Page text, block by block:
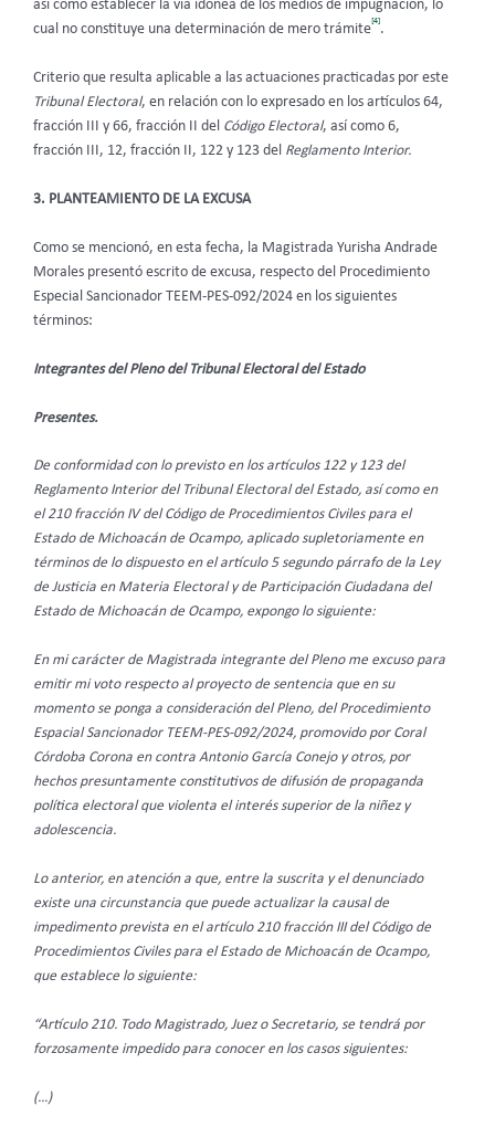
así como establecer la vía idónea de los medios de impugnación, lo
cual no constituye una determinación de mero trámite
[4]
.
Criterio que resulta aplicable a las actuaciones practicadas por este
Tribunal Electoral, en relación con lo expresado en los artículos 64,
fracción III y 66, fracción II del Código Electoral, así como 6,
fracción III, 12, fracción II, 122 y 123 del Reglamento Interior.
3. PLANTEAMIENTO DE LA EXCUSA
Como se mencionó, en esta fecha, la Magistrada Yurisha Andrade
Morales presentó escrito de excusa, respecto del Procedimiento
Especial Sancionador TEEM-PES-092/2024 en los siguientes
términos:
Integrantes del Pleno del Tribunal Electoral del Estado
Presentes.
De conformidad con lo previsto en los artículos 122 y 123 del
Reglamento Interior del Tribunal Electoral del Estado, así como en
el 210 fracción IV del Código de Procedimientos Civiles para el
Estado de Michoacán de Ocampo, aplicado supletoriamente en
términos de lo dispuesto en el artículo 5 segundo párrafo de la Ley
de Justicia en Materia Electoral y de Participación Ciudadana del
Estado de Michoacán de Ocampo, expongo lo siguiente:
En mi carácter de Magistrada integrante del Pleno me excuso para
emitir mi voto respecto al proyecto de sentencia que en su
momento se ponga a consideración del Pleno, del Procedimiento
Espacial Sancionador TEEM-PES-092/2024, promovido por Coral
Córdoba Corona en contra Antonio García Conejo y otros, por
hechos presuntamente constitutivos de difusión de propaganda
política electoral que violenta el interés superior de la niñez y
adolescencia.
Lo anterior, en atención a que, entre la suscrita y el denunciado
existe una circunstancia que puede actualizar la causal de
impedimento prevista en el artículo 210 fracción III del Código de
Procedimientos Civiles para el Estado de Michoacán de Ocampo,
que establece lo siguiente:
“Artículo 210. Todo Magistrado, Juez o Secretario, se tendrá por
forzosamente impedido para conocer en los casos siguientes:
(…)